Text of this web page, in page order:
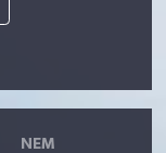
NEM